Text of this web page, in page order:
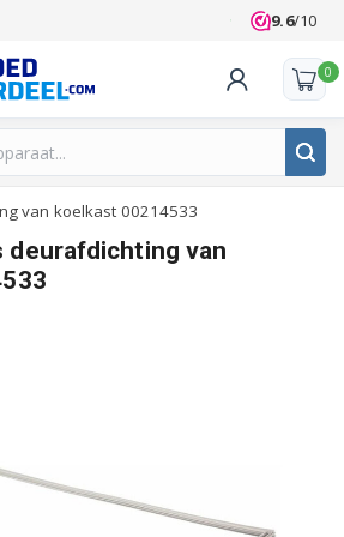
Klanten
9.6/10
0
van koelkast 00214533
deurafdichting van